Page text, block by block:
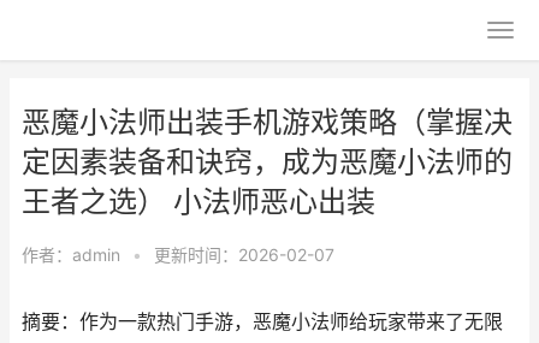
恶魔小法师出装手机游戏策略（掌握决
定因素装备和诀窍，成为恶魔小法师的
王者之选） 小法师恶心出装
作者： admin • 更新时间：2026-02-07
摘要：作为一款热门手游，恶魔小法师给玩家带来了无限